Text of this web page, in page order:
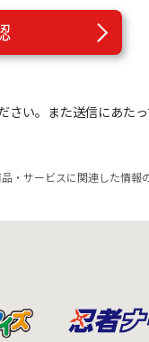
さい。また送信にあた
・サービスに関連した情報